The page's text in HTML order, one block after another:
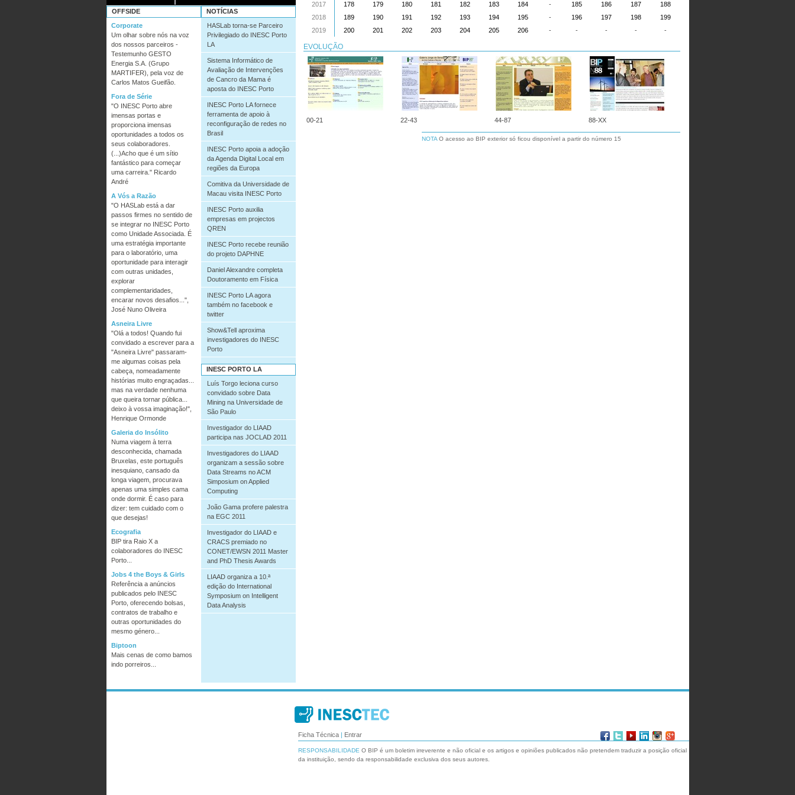
OFFSIDE
Corporate
Um olhar sobre nós na voz
dos nossos parceiros -
Testemunho GESTO
Energia S.A. (Grupo
MARTIFER), pela voz de
Carlos Matos Gueifão.
Fora de Série
"O INESC Porto abre
imensas portas e
proporciona imensas
oportunidades a todos os
seus colaboradores.
(...)Acho que é um sítio
fantástico para começar
uma carreira." Ricardo
André
A Vós a Razão
"O HASLab está a dar
passos firmes no sentido de
se integrar no INESC Porto
como Unidade Associada. É
uma estratégia importante
para o laboratório, uma
oportunidade para interagir
com outras unidades,
explorar
complementaridades,
encarar novos desafios...",
José Nuno Oliveira
Asneira Livre
"Olá a todos! Quando fui
convidado a escrever para a
"Asneira Livre" passaram-
me algumas coisas pela
cabeça, nomeadamente
histórias muito engraçadas...
mas na verdade nenhuma
que queira tornar pública...
deixo à vossa imaginação!",
Henrique Ormonde
Galeria do Insólito
Numa viagem à terra
desconhecida, chamada
Bruxelas, este português
inesquiano, cansado da
longa viagem, procurava
apenas uma simples cama
onde dormir. É caso para
dizer: tem cuidado com o
que desejas!
Ecografia
BIP tira Raio X a
colaboradores do INESC
Porto...
Jobs 4 the Boys & Girls
Referência a anúncios
publicados pelo INESC
Porto, oferecendo bolsas,
contratos de trabalho e
outras oportunidades do
mesmo género...
Biptoon
Mais cenas de como bamos
indo porreiros...
NOTÍCIAS
HASLab torna-se Parceiro
Privilegiado do INESC Porto
LA
Sistema Informático de
Avaliação de Intervenções
de Cancro da Mama é
aposta do INESC Porto
INESC Porto LA fornece
ferramenta de apoio à
reconfiguração de redes no
Brasil
INESC Porto apoia a adoção
da Agenda Digital Local em
regiões da Europa
Comitiva da Universidade de
Macau visita INESC Porto
INESC Porto auxilia
empresas em projectos
QREN
INESC Porto recebe reunião
do projeto DAPHNE
Daniel Alexandre completa
Doutoramento em Física
INESC Porto LA agora
também no facebook e
twitter
Show&Tell aproxima
investigadores do INESC
Porto
INESC PORTO LA
Luís Torgo leciona curso
convidado sobre Data
Mining na Universidade de
São Paulo
Investigador do LIAAD
participa nas JOCLAD 2011
Investigadores do LIAAD
organizam a sessão sobre
Data Streams no ACM
Simposium on Applied
Computing
João Gama profere palestra
na EGC 2011
Investigador do LIAAD e
CRACS premiado no
CONET/EWSN 2011 Master
and PhD Thesis Awards
LIAAD organiza a 10.ª
edição do International
Symposium on Intelligent
Data Analysis
2017
178 179 180 181 182 183 184 - 185 186 187
188
2018
189 190 191 192 193 194 195 - 196 197 198
199
2019
200 201 202 203 204 205 206 - - - - -
EVOLUÇÃO
00-21 22-43 44-87 88-XX
NOTAO acesso ao BIP exterior só ficou disponível a partir do número 15
Ficha Técnica| Entrar
RESPONSABILIDADE O BIP é um boletim irreverente e não oficial e os artigos e opiniões publicados não pretendem traduzir a posição oficial
da instituição, sendo da responsabilidade exclusiva dos seus autores.